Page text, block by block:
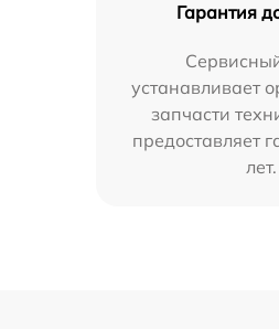
Гарантия
устанавливает
запчасти
предоставляет
лет.